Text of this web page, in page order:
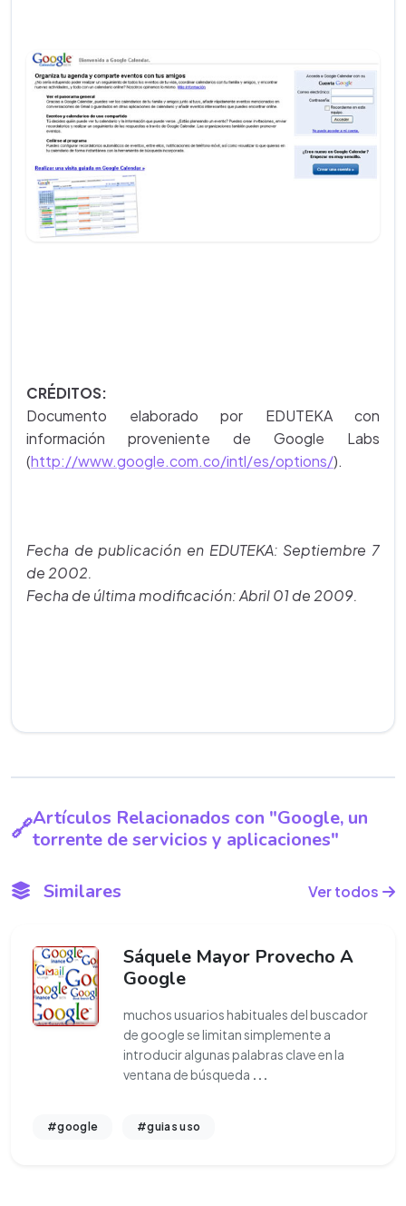
CRÉDITOS:
Documento elaborado por EDUTEKA con
información proveniente de Google Labs
(http://www.google.com.co/intl/es/options/).
Fecha de publicación en EDUTEKA: Septiembre 7
de 2002.
Fecha de última modificación: Abril 01 de 2009.
Artículos Relacionados con "Google, un
torrente de servicios y aplicaciones"
Similares Ver todos
Sáquele Mayor Provecho A
Google
muchos usuarios habituales del buscador
de google se limitan simplemente a
introducir algunas palabras clave en la
ventana de búsqueda ...
#google #guias uso